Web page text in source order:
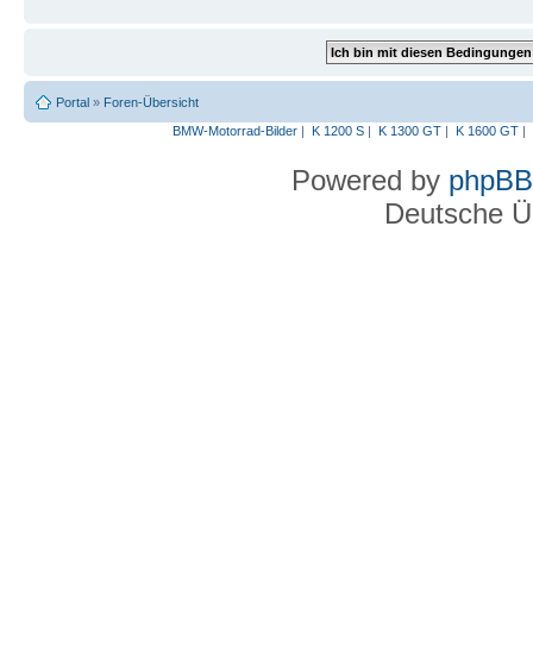
Portal » Foren-Übersicht
BMW-Motorrad-Bilder| K 1200 S| K 1300 GT| K 1600 GT|
Powered by phpBB
Deutsche